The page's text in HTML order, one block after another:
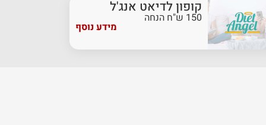
קופון לדיאט אנג'ל
150 ש"ח הנחה
מידע נוסף